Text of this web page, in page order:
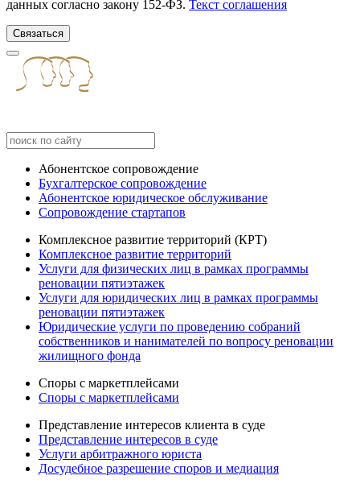
данных согласно закону 152-ФЗ. Текст соглашения
Связаться
Абонентское сопровождение
Бухгалтерское сопровождение
Абонентское юридическое обслуживание
Сопровождение стартапов
Комплексное развитие территорий (КРТ)
Комплексное развитие территорий
Услуги для физических лиц в рамках программы
реновации пятиэтажек
Услуги для юридических лиц в рамках программы
реновации пятиэтажек
Юридические услуги по проведению собраний
собственников и нанимателей по вопросу реновации
жилищного фонда
Споры с маркетплейсами
Споры с маркетплейсами
Представление интересов клиента в суде
Представление интересов в суде
Услуги арбитражного юриста
Досудебное разрешение споров и медиация